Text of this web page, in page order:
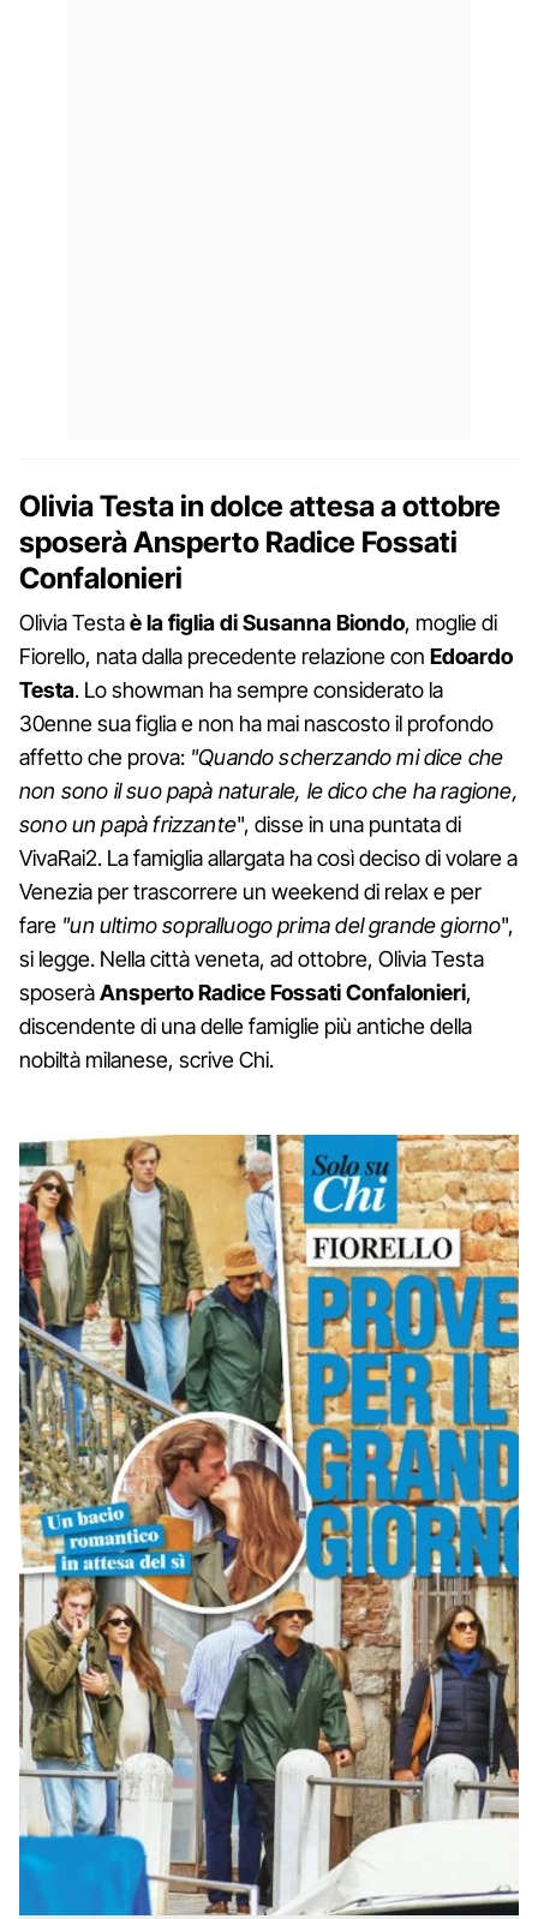
Olivia Testa in dolce attesa a ottobre
sposerà Ansperto Radice Fossati
Confalonieri
Olivia Testaè la figlia di Susanna Biondo, moglie di
Fiorello, nata dalla precedente relazione con Edoardo
Testa. Lo showman ha sempre considerato la
30enne sua figlia e non ha mai nascosto il profondo
affetto che prova: "Quando scherzando mi dice che
non sono il suo papà naturale, le dico che ha ragione,
sono un papà frizzante", disse in una puntata di
VivaRai2. La famiglia allargata ha così deciso di volare a
Venezia per trascorrere un weekend di relax e per
fare "un ultimo sopralluogo prima del grande giorno",
si legge. Nella città veneta, ad ottobre, Olivia Testa
sposeràAnsperto Radice Fossati Confalonieri,
discendente di una delle famiglie più antiche della
nobiltà milanese, scrive Chi.